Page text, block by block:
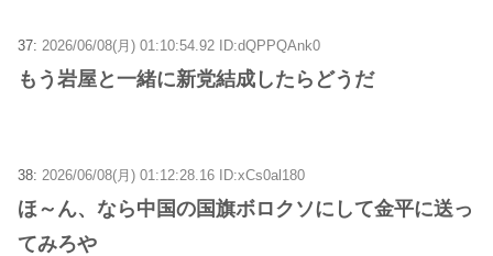
37: 2026/06/08(月) 01:10:54.92 ID:dQPPQAnk0
もう岩屋と一緒に新党結成したらどうだ
38: 2026/06/08(月) 01:12:28.16 ID:xCs0al180
ほ～ん、なら中国の国旗ボロクソにして金平に送っ
てみろや